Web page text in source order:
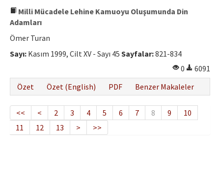
Milli Mücadele Lehine Kamuoyu Oluşumunda Din
Adamları
Ömer Turan
Sayı: Kasım 1999, Cilt XV - Sayı 45 Sayfalar:821-834
0
6091
Özet
Özet (English) PDF Benzer Makaleler
<< < 2 3 4 5 6 7 8 9
10
11
12 13 > >>